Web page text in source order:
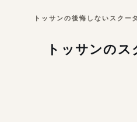
トッサンの後悔しないスクー
トッサンの